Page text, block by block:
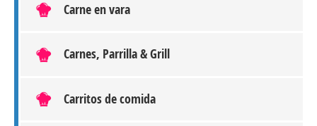
Carne en vara
Carnes, Parrilla & Grill
Carritos de comida